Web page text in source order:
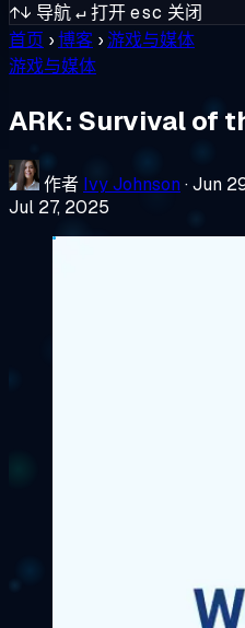
↑↓ 导航↵打开esc 关闭
首页 ›博客 ›游戏与媒体
游戏与媒体
ARK: Survival of
作者 Ivy Johnson ·Jun
Jul 27, 2025